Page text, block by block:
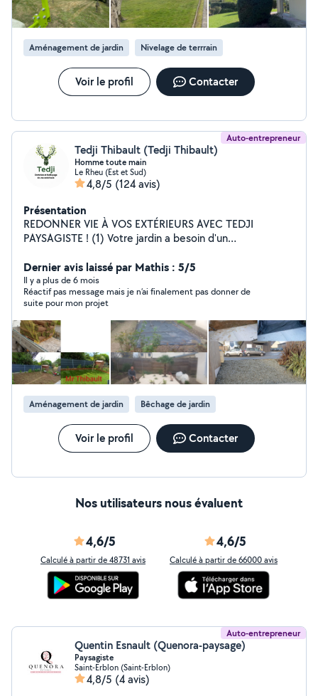
Aménagement de jardin Nivelage de terrrain
Voir le profil Contacter
Auto-entrepreneur
Tedji Thibault (Tedji Thibault)
Homme toute main
Le Rheu (Est et Sud)
4,8/5 (124 avis)
Présentation
REDONNER VIE À VOS EXTÉRIEURS AVEC TEDJI
PAYSAGISTE ! (1) Votre jardin a besoin d'un
votre service pour transformer et assainir vos espaces
verts. (2) NOS INTERVENTIONS CLÉS : Taille de
précision : haies, arbustes et taille spécifique d'arbres
fruitiers. (3) ÉLAGAGE & ABATTAGE : entretien et
sécurisation de vos arbres. (4) Ramassage des feuilles
tomber au sol en automne passage du souffleur.
nettoyage de vos gouttières (5) ASSAINISSEMENT :
traitement de tout support contaminé et envahi par les
végétaux parasite mousses lichen pollution
verdissement. (6) Zéro encombre : évacuation de vos
déchets verts et enlèvement de vos encombrants.
POURQUOI CHOISIR TEDJI ? C'est la garantie d'un
travail soigné et d'un chantier livré parfaitement propre.
Ne vous souciez plus de l'évacuation je m'occupe de
Dernier avis laissé par Mathis : 5/5
Il y a plus de 6 mois
Réactif pas message mais je n’ai finalement pas donner de
suite pour mon projet
Aménagement de jardin Bêchage de jardin
Voir le profil Contacter
Nos utilisateurs nous évaluent
4,6/5
Calculé à partir de 48731 avis
4,6/5
Calculé à partir de 66000 avis
Auto-entrepreneur
Quentin Esnault (Quenora-paysage)
Paysagiste
Saint-Erblon (Saint-Erblon)
4,8/5 (4 avis)